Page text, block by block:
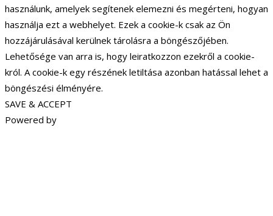
használunk, amelyek segítenek elemezni és megérteni, hogyan
használja ezt a webhelyet. Ezek a cookie-k csak az Ön
hozzájárulásával kerülnek tárolásra a böngészőjében.
Lehetősége van arra is, hogy leiratkozzon ezekről a cookie-
król. A cookie-k egy részének letiltása azonban hatással lehet a
böngészési élményére.
SAVE & ACCEPT
Powered by